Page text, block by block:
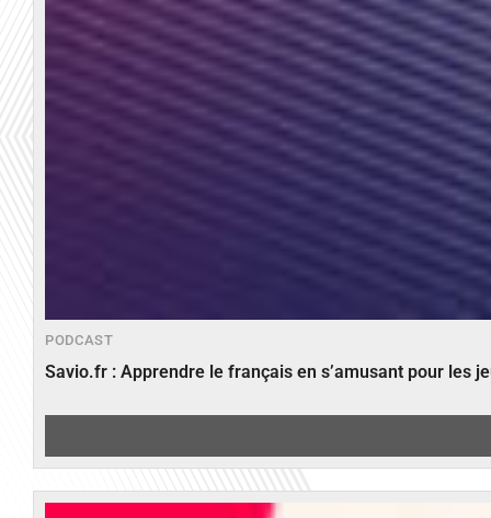
PODCAST
Savio.fr : Apprendre le français en s’amusant pour les